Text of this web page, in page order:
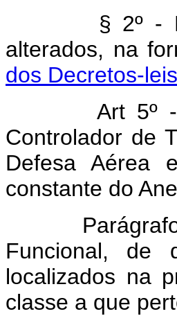
§ 2º - Em
alterados, na
dos Decretos-
Art 5º - A
Controlador de
Defesa Aérea
constante do
Parágrafo
Funcional, de
localizados na
classe a que